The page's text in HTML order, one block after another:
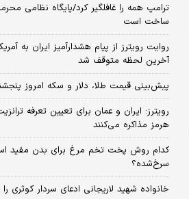
ترامپ همه را غافلگیر کرد/پایگاه نظامی
ساخت است
روایت رویترز از پیام هشدارآمیز ایران به
آخرین لحظه متوقف شد
پیش‌بینی قیمت طلا، دلار و سکه امروز پنجشنبه ۱۵ مرداد
هرمز مذاکره می‌کنند
کدام روش پخت تخم مرغ برای بدن مفید
سرخ‌شده؟
خانواده شهید لاریجانی ادعای سردار کوثری